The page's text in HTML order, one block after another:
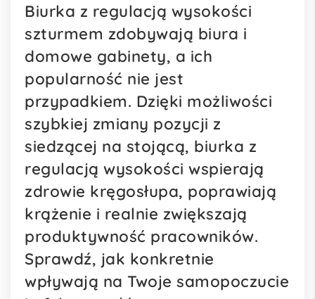
Biurka z regulacją wysokości
szturmem zdobywają biura i
domowe gabinety, a ich
popularność nie jest
przypadkiem. Dzięki możliwości
szybkiej zmiany pozycji z
siedzącej na stojącą, biurka z
regulacją wysokości wspierają
zdrowie kręgosłupa, poprawiają
krążenie i realnie zwiększają
produktywność pracowników.
Sprawdź, jak konkretnie
wpływają na Twoje samopoczucie